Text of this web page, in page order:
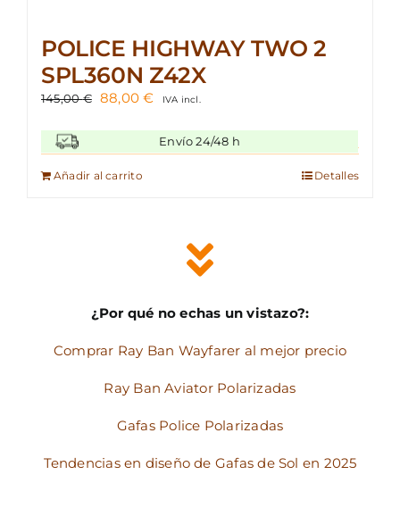
POLICE HIGHWAY TWO 2
SPL360N Z42X
145,00€ El
original
era:
145,00 €.
88,00€ El
actual
es:
IVA incl.
Envío 24/48 h
Añadir al carrito Detalles
¿Por qué no echas un vistazo?:
Comprar Ray Ban Wayfarer al mejor precio
Ray Ban Aviator Polarizadas
Gafas Police Polarizadas
Tendencias en diseño de Gafas de Sol en 2025